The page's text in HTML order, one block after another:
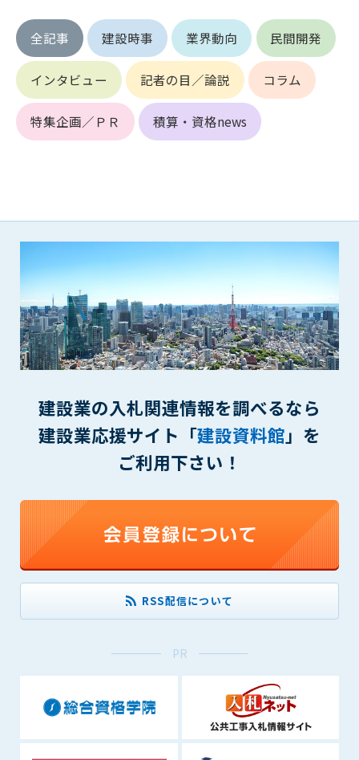
全記事 建設時事 業界動向 民間開発
インタビュー 記者の目／論説 コラム
特集企画／ＰＲ 積算・資格news
建設業の入札関連情報を調べるなら
建設業応援サイト「建設資料館」を
ご利用下さい！
RSS配信について
PR
(5) 第三者に不利益を与える行為
(6) 管理者が承認していない営利を目的とした行為
(7) 公序良俗に反する行為
(8) 犯罪的行為に結びつく行為
(9) その他、法律に反する行為
(10) 建設資料館から知り得た情報及びダウンロードした情報
を、営利を目的として第三者に転売し、または転売のため
(1) 登録されている情報が、第6条の定める禁止事項に該当する
と管理者が、判断した場合
(2) 建設資料館の運営および保守管理上、必要と判断した場合
(3) 広告掲載料金の支払が遅延した場合
(4) その他、管理者が不適当と判断した場合
第8条（サービスの変更・中止等）
廃止を含み)し、本サービスの運営を中止または廃止することが
できるものとします。これに起因する会員または他の第三者が
被った損害について管理者は､一切の責任をも負わないものと
第9条（会員の個人情報）
ビスの提供に関連して管理者が知り得た会員の個人情報（以下
個人情報といいます）について、管理者は、以下の各号に該当
する場合を除き、第三者に開示または提供しないものとしま
(1) 会員が、自己の個人情報の開示に事前に同意している場合
(2) 個々の会員を特定できない統計的な処理をした形式で第三
者に提供する場合
に必要であると管理者が判断した場合
(4) 法令等により開示を求められた場合
第10条（免責事項）
管理者は、会員が登録した内容が以下に該当する、またはその
恐れのあるものは、会員の承諾なく削除できるものとします。